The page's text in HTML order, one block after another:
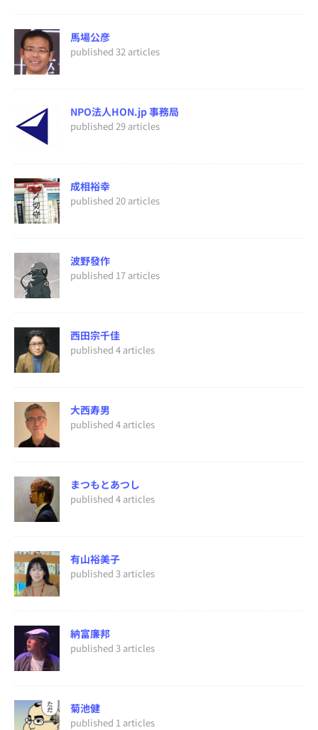
馬場公彦
published 32 articles
NPO法人HON.jp 事務局
published 29 articles
成相裕幸
published 20 articles
波野發作
published 17 articles
西田宗千佳
published 4 articles
大西寿男
published 4 articles
まつもとあつし
published 4 articles
有山裕美子
published 3 articles
納富廉邦
published 3 articles
菊池健
published 1 articles